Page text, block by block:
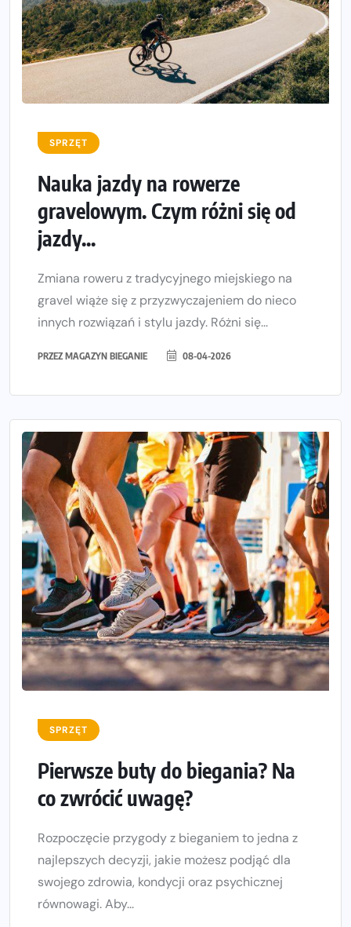
SPRZĘT
Nauka jazdy na rowerze
gravelowym. Czym różni się od
jazdy...
Zmiana roweru z tradycyjnego miejskiego na
gravel wiąże się z przyzwyczajeniem do nieco
innych rozwiązań i stylu jazdy. Różni się...
PRZEZ MAGAZYN BIEGANIE 08-04-2026
SPRZĘT
Pierwsze buty do biegania? Na
co zwrócić uwagę?
Rozpoczęcie przygody z bieganiem to jedna z
najlepszych decyzji, jakie możesz podjąć dla
swojego zdrowia, kondycji oraz psychicznej
równowagi. Aby...